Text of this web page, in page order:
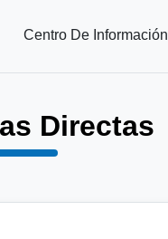
Centro De Información
Directas